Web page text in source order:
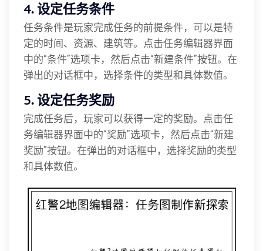
4. 设定任务条件
任务条件是玩家完成任务的前提条件，可以是特
定的时间、资源、建筑等。点击任务编辑器界面
中的“条件”选项卡，然后点击“新建条件”按钮。在
弹出的对话框中，选择条件的类型和具体数值。
5. 设定任务奖励
完成任务后，玩家可以获得一定的奖励。点击任
务编辑器界面中的“奖励”选项卡，然后点击“新建
奖励”按钮。在弹出的对话框中，选择奖励的类型
和具体数值。